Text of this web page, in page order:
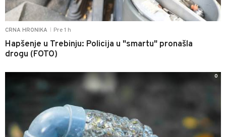
CRNA HRONIKA Pre 1 h
Hapšenje u Trebinju: Policija u "smartu" pronašla
drogu (FOTO)
0